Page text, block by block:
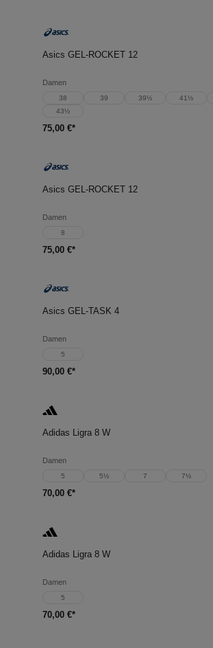
Asics GEL-ROCKET 12
Damen
38 39 39½ 41½
43½
75,00 €*
Asics GEL-ROCKET 12
Damen
8
75,00 €*
Asics GEL-TASK 4
Damen
5
90,00 €*
Adidas Ligra 8 W
Damen
5 5½ 7 7½
70,00 €*
Adidas Ligra 8 W
Damen
5
70,00 €*